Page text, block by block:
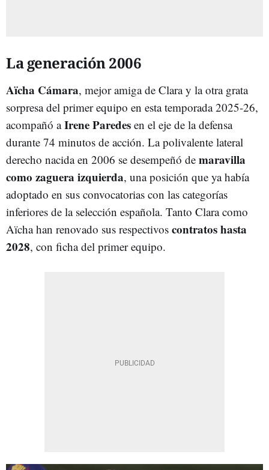
La generación 2006
Aïcha Cámara, mejor amiga de Clara y la otra grata
sorpresa del primer equipo en esta temporada 2025-26,
acompañó aIrene Paredes en el eje de la defensa
durante 74 minutos de acción. La polivalente lateral
derecho nacida en 2006 se desempeñó de maravilla
como zaguera izquierda, una posición que ya había
adoptado en sus convocatorias con las categorías
inferiores de la selección española. Tanto Clara como
Aïcha han renovado sus respectivos contratos hasta
2028, con ficha del primer equipo.